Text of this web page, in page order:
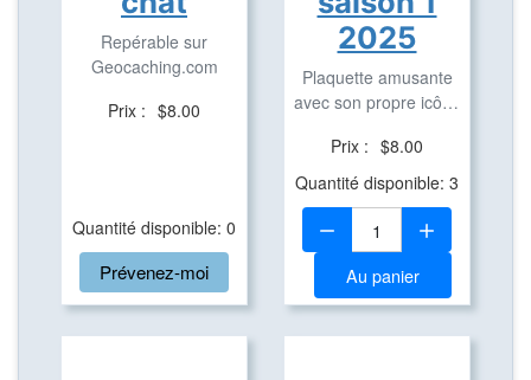
Repérable sur
Geocaching.com
Prix : $8.00
Quantité disponible: 0
Prévenez-moi
2025
Plaquette amusante
avec son propre icône
Prix : $8.00
Quantité disponible: 3
Quantité:
Au panier